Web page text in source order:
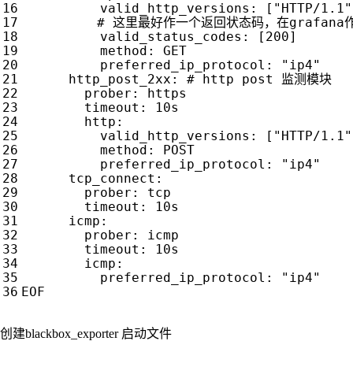
valid_http_versions: ["HTTP/
# 这里最好作一个返回状态码，在grafana
valid_status_codes : [ 200]
method :
GET
preferred_ip_protocol :
"ip4"
http_post_2xx :
# http post 监测模块
prober :
https
timeout :
10s
http :
valid_http_versions : [ "HTTP/1.1"
method :
POST
preferred_ip_protocol :
"ip4"
tcp_connect :
prober :
tcp
timeout :
10s
icmp :
prober :
icmp
timeout :
10s
icmp :
preferred_ip_protocol :
"ip4"
EOF
创建blackbox_exporter 启动文件